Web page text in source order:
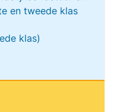
en tweede klas
klas)